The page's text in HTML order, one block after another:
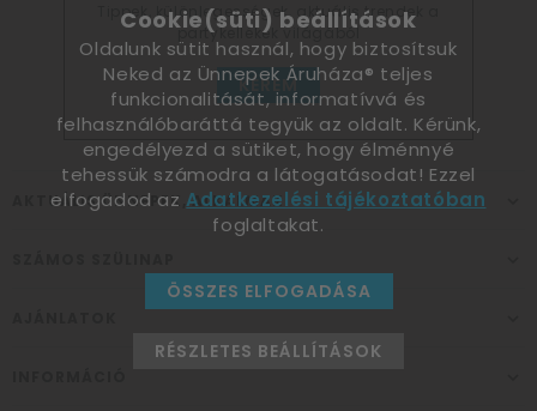
Tippek, különlegességek, aktuális trendek a
partykellékek világából
KÉREM
AKTUÁLIS ÜNNEPEK, ALKALMAK
Cookie(süti) beállítások
Oldalunk sütit használ, hogy biztosítsuk
Neked az Ünnepek Áruháza® teljes
funkcionalitását, informatívvá és
felhasználóbaráttá tegyük az oldalt. Kérünk,
engedélyezd a sütiket, hogy élménnyé
tehessük számodra a látogatásodat! Ezzel
elfogadod az Adatkezelési tájékoztatóban
foglaltakat.
ÖSSZES ELFOGADÁSA
RÉSZLETES BEÁLLÍTÁSOK